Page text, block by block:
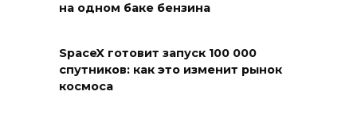
на одном баке бензина
SpaceX готовит запуск 100 000
спутников: как это изменит рынок
космоса